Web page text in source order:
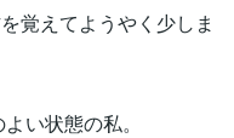
覚えてようやく少しま
い状態の私。